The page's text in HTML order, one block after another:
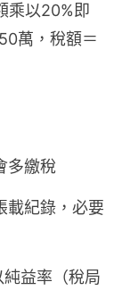
乘以20%即
萬，稅額＝
多繳稅
載紀錄，必要
純益率（稅局